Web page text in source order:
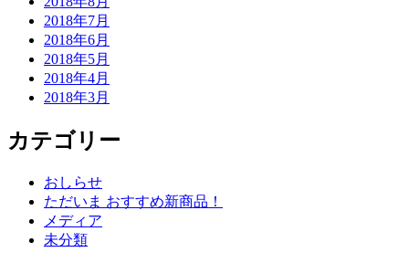
2018年7月
2018年6月
2018年5月
2018年4月
2018年3月
カテゴリー
おしらせ
ただいま おすすめ新商品！
メディア
未分類